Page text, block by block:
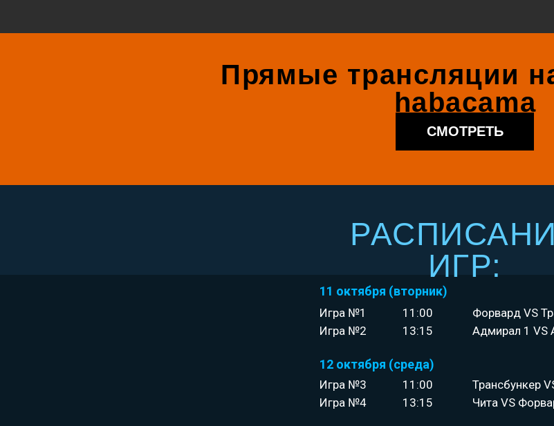
Прямые трансляции
habacama
СМОТРЕТЬ
ИГР:
11 октября (вторник)
Игра №1
Игра №2
Игра №3
Игра №4
11:00
13:15
11:00
13:15
Форвард VS
Адмирал 1 VS
Трансбункер
Чита VS
12 октября (среда)